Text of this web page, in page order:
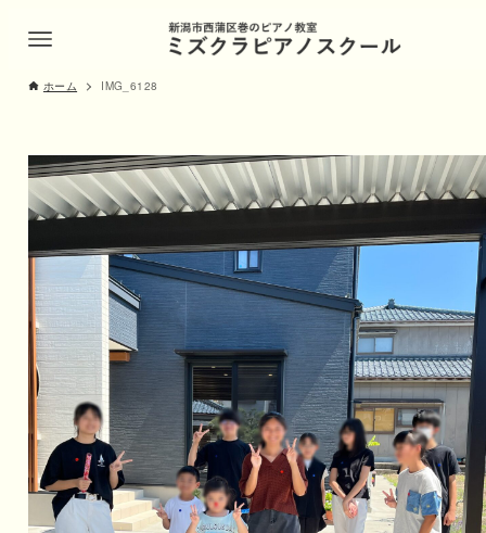
ホーム IMG_6128